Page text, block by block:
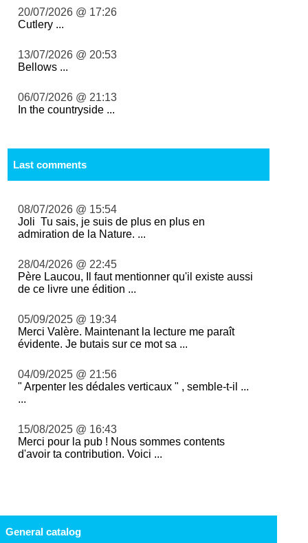
20/07/2026 @ 17:26
Cutlery ...
13/07/2026 @ 20:53
Bellows ...
06/07/2026 @ 21:13
In the countryside ...
Last comments
08/07/2026 @ 15:54
Joli Tu sais, je suis de plus en plus en
admiration de la Nature. ...
28/04/2026 @ 22:45
Père Laucou, Il faut mentionner qu'il existe aussi
de ce livre une édition ...
05/09/2025 @ 19:34
Merci Valère. Maintenant la lecture me paraît
évidente. Je butais sur ce mot sa ...
04/09/2025 @ 21:56
" Arpenter les dédales verticaux " , semble-t-il ...
...
15/08/2025 @ 16:43
Merci pour la pub ! Nous sommes contents
d'avoir ta contribution. Voici ...
General catalog